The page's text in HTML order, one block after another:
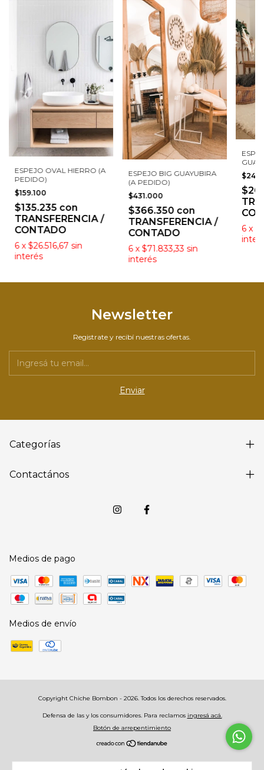
ESPEJO OVAL HIERRO (A
PEDIDO)
$159.100
$135.235 con
TRANSFERENCIA /
CONTADO
6 x $26.516,67 sin
interés
ESPEJO BIG GUAYUBIRA
(A PEDIDO)
$431.000
$366.350 con
TRANSFERENCIA /
CONTADO
6 x $71.833,33 sin
interés
6 x
Newsletter
Registrate y recibí nuestras ofertas.
Categorías
Contactános
Medios de pago
Medios de envío
Copyright Chiche Bombon - 2026. Todos los derechos reservados.
Defensa de las y los consumidores. Para reclamos ingresá acá.
Botón de arrepentimiento